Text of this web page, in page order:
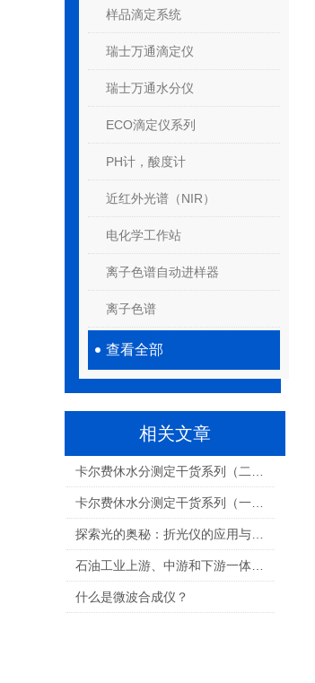
样品滴定系统
瑞士万通滴定仪
瑞士万通水分仪
ECO滴定仪系列
PH计，酸度计
近红外光谱（NIR）
电化学工作站
离子色谱自动进样器
离子色谱
查看全部
相关文章
什么是微波合成仪？